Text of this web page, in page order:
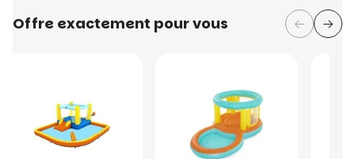
Offre exactement pour vous